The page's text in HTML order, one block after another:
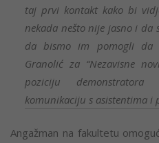
taj prvi kontakt kako bi
nekada nešto nije jasno i
da bismo im pomogli da
Granolić za “Nezavisne
poziciju
komunikaciju s asistentima i
Angažman na fakultetu